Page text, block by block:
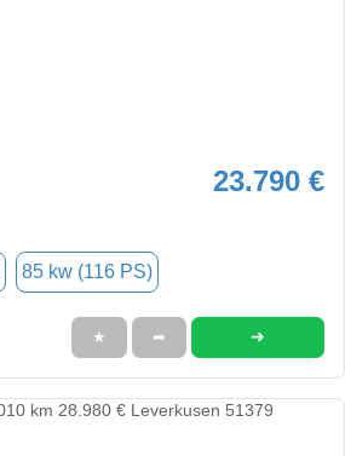
23.790 €
85 kw (116 PS)
★ ➦ ➜